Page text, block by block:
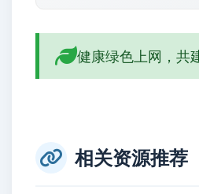
健康绿色上网，共
相关资源推荐